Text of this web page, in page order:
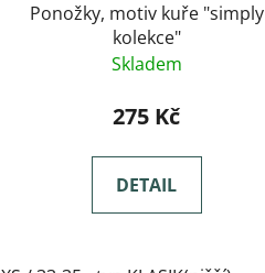
Ponožky, motiv kuře "simply
kolekce"
Skladem
275 Kč
DETAIL